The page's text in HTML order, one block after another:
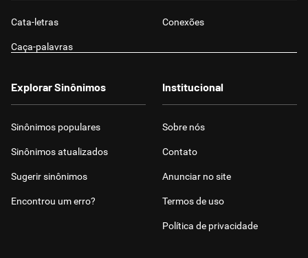
Cata-letras Conexões
Caça-palavras
Explorar Sinônimos
Sinônimos populares
Sinônimos atualizados
Sugerir sinônimos
Encontrou um erro?
Institucional
Sobre nós
Contato
Anunciar no site
Termos de uso
Política de privacidade